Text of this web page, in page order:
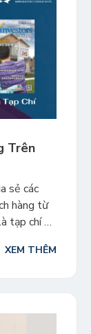
Trên
sẻ các
hàng từ
tạp chí uy
hành
XEM THÊM